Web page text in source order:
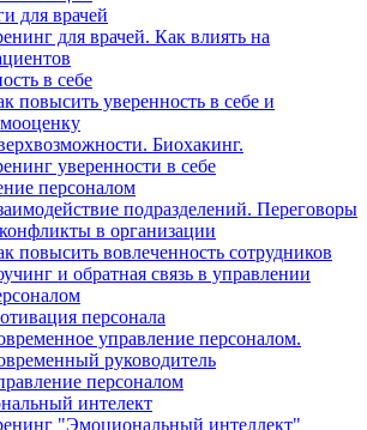
для врачей
для врачей. Как влиять на
в себе
повысить уверенность в себе и
Биохакинг.
уверенности в себе
персоналом
подразделений. Переговоры
в организации
повысить вовлеченность сотрудников
и обратная связь в управлении
персонала
управление персоналом.
руководитель
персоналом
интелект
"Эмоциональный интеллект"